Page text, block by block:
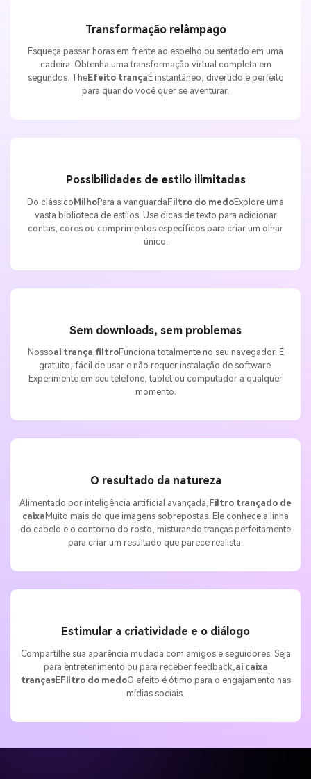
Transformação relâmpago
Esqueça passar horas em frente ao espelho ou sentado em uma
cadeira. Obtenha uma transformação virtual completa em
segundos. TheEfeito trança É instantâneo, divertido e perfeito
para quando você quer se aventurar.
Possibilidades de estilo ilimitadas
Do clássico MilhoPara a vanguarda Filtro do medoExplore uma
vasta biblioteca de estilos. Use dicas de texto para adicionar
contas, cores ou comprimentos específicos para criar um olhar
único.
Sem downloads, sem problemas
Nossoai trança filtroFunciona totalmente no seu navegador. É
gratuito, fácil de usar e não requer instalação de software.
Experimente em seu telefone, tablet ou computador a qualquer
momento.
O resultado da natureza
Alimentado por inteligência artificial avançada, Filtro trançado de
caixa Muito mais do que imagens sobrepostas. Ele conhece a linha
do cabelo e o contorno do rosto, misturando tranças perfeitamente
para criar um resultado que parece realista.
Estimular a criatividade e o diálogo
Compartilhe sua aparência mudada com amigos e seguidores. Seja
para entretenimento ou para receber feedback, ai caixa
trançasEFiltro do medoO efeito é ótimo para o engajamento nas
mídias sociais.